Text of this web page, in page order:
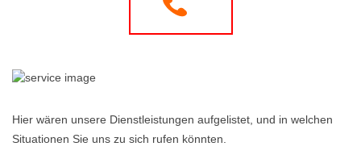
Hier wären unsere Dienstleistungen aufgelistet, und in welchen
Situationen Sie uns zu sich rufen könnten.